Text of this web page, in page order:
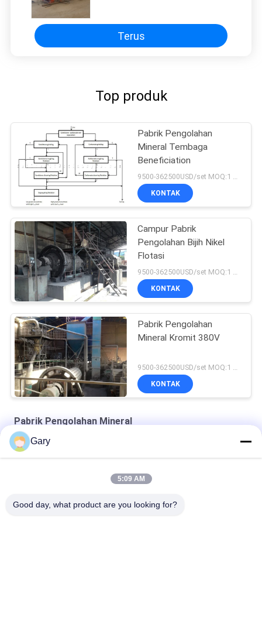
Terus
Top produk
Pabrik Pengolahan
Mineral Tembaga
Beneficiation
9500-362500USD/set MOQ:1 set
KONTAK
Campur Pabrik
Pengolahan Bijih Nikel
Flotasi
KONTAK
Pabrik Pengolahan
Mineral Kromit 380V
KONTAK
Pabrik Pengolahan Mineral
Keramik Struktural Zirconia
Gary
5:09 AM
Good day, what product are you looking for?